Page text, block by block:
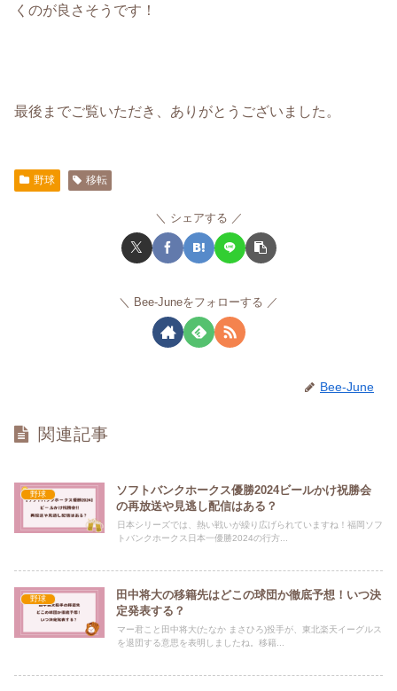
くのが良さそうです！
最後までご覧いただき、ありがとうございました。
野球 移転
シェアする
Bee-Juneをフォローする
Bee-June
関連記事
野球
ソフトバンクホークス優勝2024ビールかけ祝勝会
の再放送や見逃し配信はある？
日本シリーズでは、熱い戦いが繰り広げられていますね！福岡ソフ
トバンクホークス日本一優勝2024の行方...
野球
田中将大の移籍先はどこの球団か徹底予想！いつ決
定発表する？
マー君こと田中将大(たなか まさひろ)投手が、東北楽天イーグルス
を退団する意思を表明しましたね。移籍...